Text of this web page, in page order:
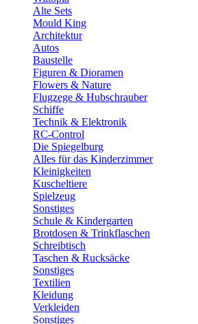
Alte Sets
Mould King
Architektur
Autos
Baustelle
Figuren & Dioramen
Flowers & Nature
Flugzege & Hubschrauber
Schiffe
Technik & Elektronik
RC-Control
Die Spiegelburg
Alles für das Kinderzimmer
Kleinigkeiten
Kuscheltiere
Spielzeug
Sonstiges
Schule & Kindergarten
Brotdosen & Trinkflaschen
Schreibtisch
Taschen & Rucksäcke
Sonstiges
Textilien
Kleidung
Verkleiden
Sonstiges